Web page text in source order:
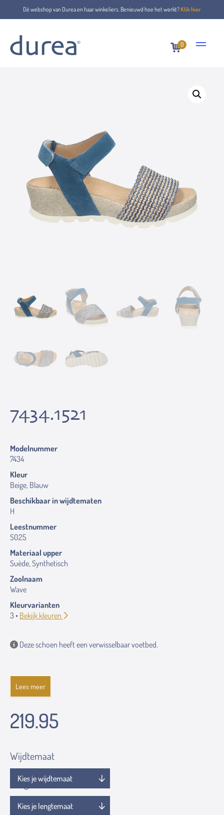
Dé webshop van Durea en haar winkeliers. Benieuwd hoe het werkt?Klik hier
0
Home Sandalen
7434.1521
Modelnummer
7434
Kleur
Beige, Blauw
Beschikbaar in wijdtematen
H
Leestnummer
S025
Materiaal upper
Suède, Synthetisch
Zoolnaam
Wave
Kleurvarianten
3 • Bekijk kleuren
Deze schoen heeft een verwisselbaar voetbed.
Lees meer
219.95
Wijdtemaat
Lengtemaat